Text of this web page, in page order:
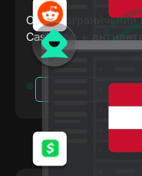
Payoneer
PayPal
Pinterest
PropellerAds
Quora
Обход ограничений
Cash App +